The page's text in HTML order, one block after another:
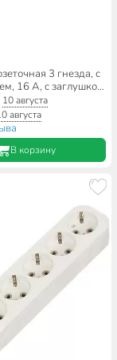
3 гнезда, с
16 А, с заглушкой,
каучук,
3073
10 августа
августа
В корзину